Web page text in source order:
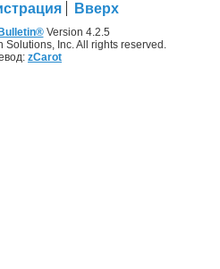
Вверх
Version 4.2.5
Inc. All rights reserved.
zCarot